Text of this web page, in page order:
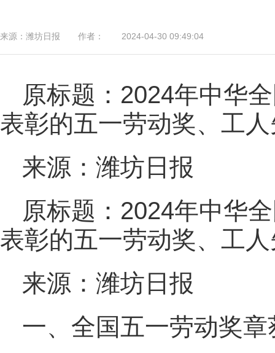
来源： 潍坊日报 作者： 2024-04-30 09:49:04
原标题：2024年中华
表彰的五一劳动奖、工
来源：潍坊日报
原标题：2024年中华
表彰的五一劳动奖、工
来源：潍坊日报
一、全国五一劳动奖